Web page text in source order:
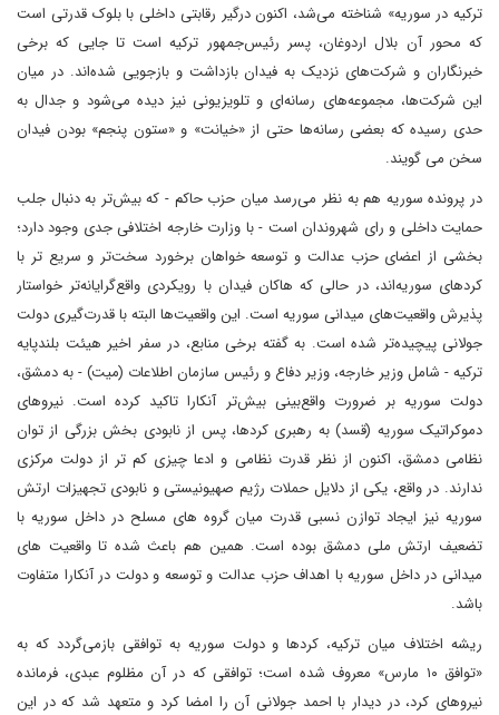
ترکیه در سوریه» شناخته می‌شد، اکنون درگیر رقابتی داخلی با بلوک قدرتی است
که محور آن بلال اردوغان، پسر رئیس‌جمهور ترکیه است تا جایی که برخی
خبرنگاران و شرکت‌های نزدیک به فیدان بازداشت و بازجویی شده‌اند. در میان
این شرکت‌ها، مجموعه‌های رسانه‌ای و تلویزیونی نیز دیده می‌شود و جدال به
حدی رسیده که بعضی رسانه‌ها حتی از «خیانت» و «ستون پنجم» بودن فیدان
سخن می گویند.
در پرونده سوریه هم به نظر می‌رسد میان حزب حاکم - که بیش‌تر به دنبال جلب
حمایت داخلی و رای شهروندان است - با وزارت خارجه اختلافی جدی وجود دارد؛
بخشی از اعضای حزب عدالت و توسعه خواهان برخورد سخت‌تر و سریع تر با
کردهای سوریه‌اند، در حالی‌ که هاکان فیدان با رویکردی واقع‌گرایانه‌تر خواستار
پذیرش واقعیت‌های میدانی سوریه است. این واقعیت‌ها البته با قدرت‌گیری دولت
جولانی پیچیده‌تر شده‌ است. به گفته برخی منابع، در سفر اخیر هیئت بلندپایه
ترکیه - شامل وزیر خارجه، وزیر دفاع و رئیس سازمان اطلاعات (میت) - به دمشق،
دولت سوریه بر ضرورت واقع‌بینی بیش‌تر آنکارا تاکید کرده است. نیروهای
دموکراتیک سوریه (قسد) به رهبری کردها، پس از نابودی بخش بزرگی از توان
نظامی دمشق، اکنون از نظر قدرت نظامی و ادعا چیزی کم تر از دولت مرکزی
ندارند. در واقع، یکی از دلایل حملات رژیم صهیونیستی و نابودی تجهیزات ارتش
سوریه نیز ایجاد توازن نسبی قدرت میان گروه های مسلح در داخل سوریه با
تضعیف ارتش ملی دمشق بوده است. همین هم باعث شده تا واقعیت های
میدانی در داخل سوریه با اهداف حزب عدالت و توسعه و دولت در آنکارا متفاوت
باشد.
ریشه اختلاف میان ترکیه، کردها و دولت سوریه به توافقی بازمی‌گردد که به
«توافق ۱۰ مارس» معروف شده است؛ توافقی که در آن مظلوم عبدی، فرمانده
نیروهای کرد، در دیدار با احمد جولانی آن را امضا کرد و متعهد شد که در این